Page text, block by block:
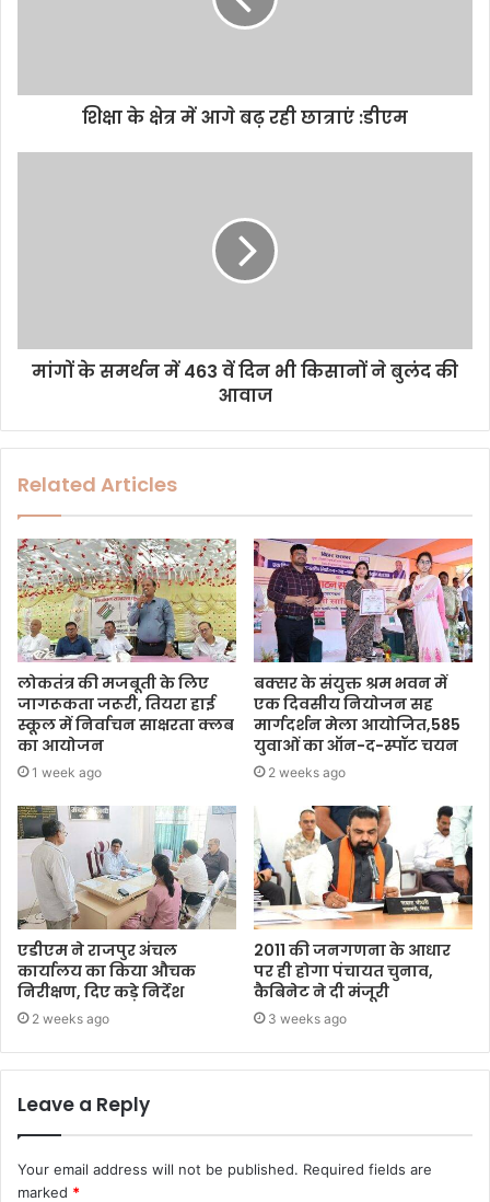
d
शिक्षा के क्षेत्र में आगे बढ़ रही छात्राएं :डीएम
मांगों के समर्थन में 463 वें दिन भी किसानों ने बुलंद की
आवाज
Related Articles
लोकतंत्र की मजबूती के लिए
जागरूकता जरूरी, तियरा हाई
स्कूल में निर्वाचन साक्षरता क्लब
का आयोजन
1 week ago
बक्सर के संयुक्त श्रम भवन में
एक दिवसीय नियोजन सह
मार्गदर्शन मेला आयोजित,585
युवाओं का ऑन-द-स्पॉट चयन
2 weeks ago
एडीएम ने राजपुर अंचल
कार्यालय का किया औचक
निरीक्षण, दिए कड़े निर्देश
2 weeks ago
2011 की जनगणना के आधार
पर ही होगा पंचायत चुनाव,
कैबिनेट ने दी मंजूरी
3 weeks ago
Leave a Reply
Your email address will not be published. Required fields are
marked *